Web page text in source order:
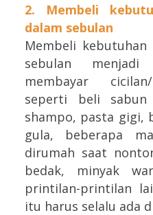
2. Membeli
dalam sebulan
Membeli
sebulan menjadi
membayar
seperti beli
shampo, pasta gigi,
gula, beberapa
dirumah saat
bedak, minyak
printilan-printilan
itu harus selalu ada